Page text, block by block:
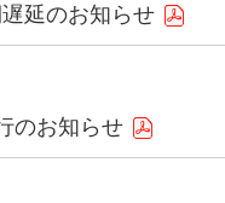
延のお知らせ
のお知らせ